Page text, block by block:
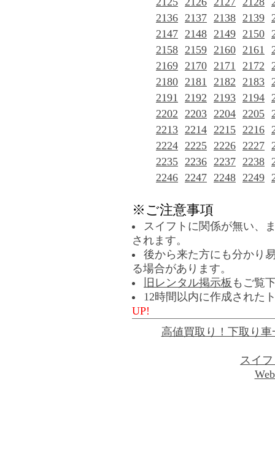
2136 2137 2138 2139
2147 2148 2149 2150
2158 2159 2160 2161
2169 2170 2171 2172
2180 2181 2182 2183
2191 2192 2193 2194
2202 2203 2204 2205
2213 2214 2215 2216
2224 2225 2226 2227
2235 2236 2237 2238
2246 2247 2248 2249
※ご注意事項
スイフトに関係が無い、
されます。
後から来た方にも分かり
る場合があります。
旧レンタル掲示板 もご覧
12時間以内に作成された
UP!
高値買取り！下取り車
スイ